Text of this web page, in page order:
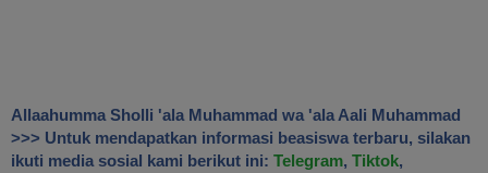
Allaahumma Sholli 'ala Muhammad wa 'ala Aali Muhammad
>>> Untuk mendapatkan informasi beasiswa terbaru, silakan
ikuti media sosial kami berikut ini: Telegram, Tiktok,